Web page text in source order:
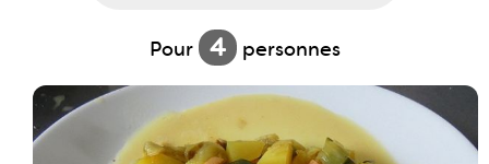
Pour 4 personnes